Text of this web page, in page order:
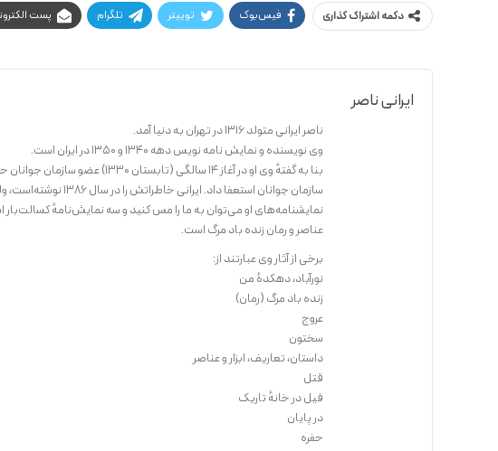
دکمه اشتراک گذاری فیس‌بوک توییتر تلگرام پست
ایرانی ناصر
ناصر ایرانی متولد 1316 در تهران به دنیا آمد.
وی نویسنده و نمایش نامه نویس دهه 1340 و 1350 در ایران است.
سازمان جوانان استعفا
نمایشنامه‌های او می‌توان به ما را مس کنید و سه نمایش‌نامهٔ کسالت‌بار
عناصر و رمان زنده باد مرگ است.
برخی از آثار وی عبارتند از:
نورآباد، دهکدهٔ من
زنده باد مرگ (رمان)
عروج
سختون
داستان، تعاریف، ابزار و عناصر
قتل
فیل در خانهٔ تاریک
در پایان
حفره